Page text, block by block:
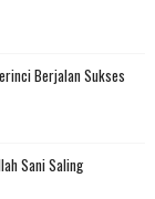
Berjalan Sukses
Sani Saling